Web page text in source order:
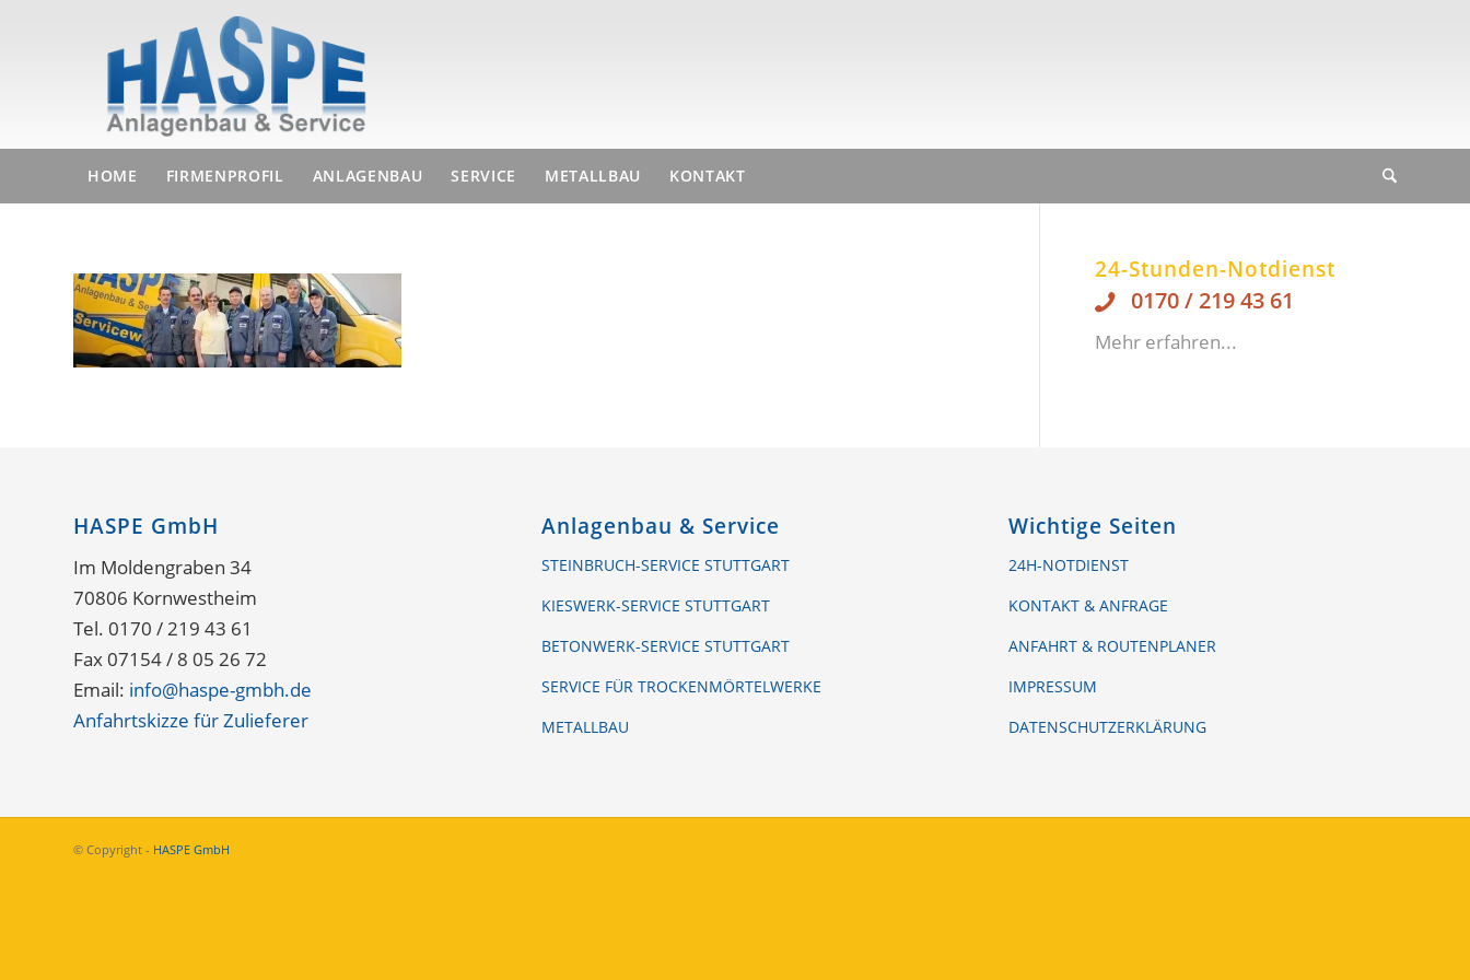
HOME FIRMENPROFIL ANLAGENBAU SERVICE METALLBAU KONTAKT
24-Stunden-Notdienst
0170 / 219 43 61
Mehr erfahren...
HASPE GmbH
Im Moldengraben 34
70806 Kornwestheim
Tel. 0170 / 219 43 61
Fax 07154 / 8 05 26 72
Email: info@haspe-gmbh.de
Anfahrtskizze für Zulieferer
Anlagenbau & Service
STEINBRUCH-SERVICE STUTTGART
KIESWERK-SERVICE STUTTGART
BETONWERK-SERVICE STUTTGART
SERVICE FÜR TROCKENMÖRTELWERKE
METALLBAU
Wichtige Seiten
24H-NOTDIENST
KONTAKT & ANFRAGE
ANFAHRT & ROUTENPLANER
IMPRESSUM
DATENSCHUTZERKLÄRUNG
© Copyright - HASPE GmbH